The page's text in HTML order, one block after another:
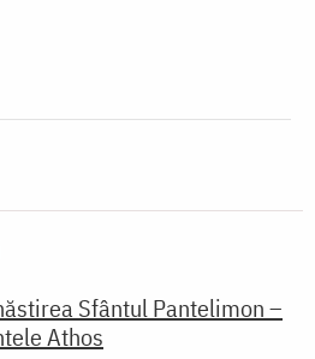
Sfântul Pantelimon –
Athos